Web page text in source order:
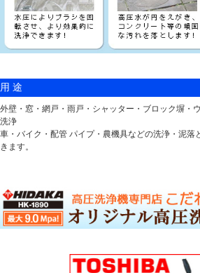
用 途
外壁・窓・網戸・雨戸・シャッター・ブロック塀・
洗浄
車・バイク・配管 パイプ・農機具などの洗浄・泥落
きます。